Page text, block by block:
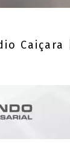
Caiçara